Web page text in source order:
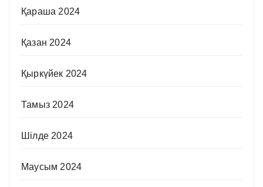
Қараша 2024
Қазан 2024
Қыркүйек 2024
Тамыз 2024
Шілде 2024
Маусым 2024